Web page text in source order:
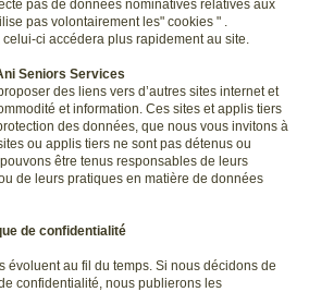
pas de données nominatives relatives aux
pas volontairement les" cookies " .
ci accédera plus rapidement au site.
Seniors Services
des liens vers d’autres sites internet et
et information. Ces sites et applis tiers
des données, que nous vous invitons à
ou applis tiers ne sont pas détenus ou
être tenus responsables de leurs
de leurs pratiques en matière de données
de confidentialité
évoluent au fil du temps. Si nous décidons de
confidentialité, nous publierons les